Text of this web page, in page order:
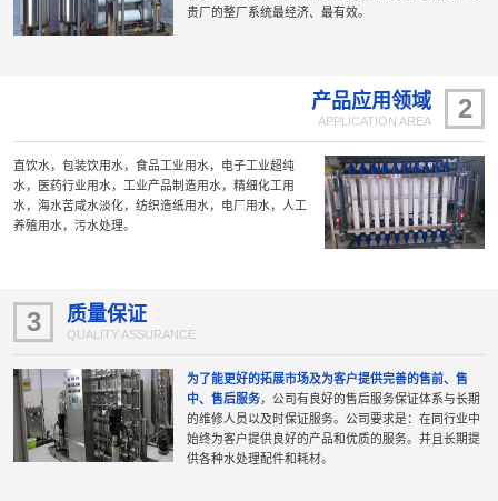
贵厂的整厂系统最经济、最有效。
2
产品应用领域
APPLICATION AREA
直饮水，包装饮用水，食品工业用水，电子工业超纯
水，医药行业用水，工业产品制造用水，精细化工用
水，海水苦咸水淡化，纺织造纸用水，电厂用水，人工
养殖用水，污水处理。
3 质量保证
QUALITY ASSURANCE
为了能更好的拓展市场及为客户提供完善的售前、售
中、售后服务，公司有良好的售后服务保证体系与长期
的维修人员以及时保证服务。公司要求是：在同行业中
始终为客户提供良好的产品和优质的服务。并且长期提
供各种水处理配件和耗材。